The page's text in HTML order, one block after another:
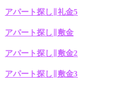
アパート探し∥礼金5
アパート探し∥敷金
アパート探し∥敷金2
アパート探し∥敷金3